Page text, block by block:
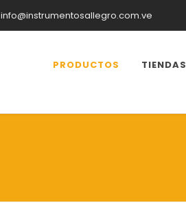
info@instrumentosallegro.com.ve
PRODUCTOS TIENDAS